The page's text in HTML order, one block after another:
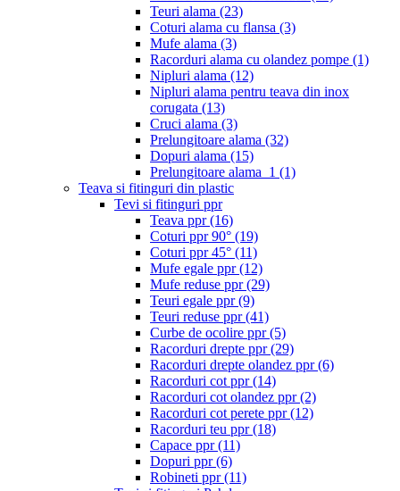
Teuri alama (23)
Coturi alama cu flansa (3)
Mufe alama (3)
Racorduri alama cu olandez pompe (1)
Nipluri alama (12)
Nipluri alama pentru teava din inox
corugata (13)
Cruci alama (3)
Prelungitoare alama (32)
Dopuri alama (15)
Prelungitoare alama_1 (1)
Teava si fitinguri din plastic
Tevi si fitinguri ppr
Teava ppr(16)
Coturi ppr 90° (19)
Coturi ppr 45° (11)
Mufe egale ppr(12)
Mufe reduse ppr(29)
Teuri egale ppr(9)
Teuri reduse ppr(41)
Curbe de ocolire ppr(5)
Racorduri drepte ppr(29)
Racorduri drepte olandez ppr(6)
Racorduri cot ppr(14)
Racorduri cot olandez ppr(2)
Racorduri cot perete ppr(12)
Racorduri teu ppr(18)
Capace ppr(11)
Dopuri ppr(6)
Robineti ppr(11)